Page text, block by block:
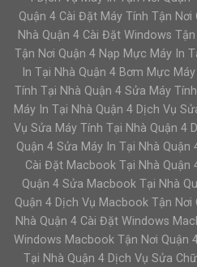
Quận 4 Cài Đặt Máy Tính Tận
Nhà Quận 4 Cài Đặt Windows
Tận Nơi Quận 4 Nạp Mực Máy In
In Tại Nhà Quận 4 Bơm Mực
Tính Tại Nhà Quận 4 Sửa Máy
Máy In Tại Nhà Quận 4 Dịch Vụ
Vụ Sửa Máy Tính Tại Nhà Quận 4
Quận 4 Sửa Máy In Tại Nhà
Cài Đặt Macbook Tại Nhà Quận
Quận 4 Sửa Macbook Tại Nhà
Quận 4 Dịch Vụ Macbook Tận
Nhà Quận 4 Cài Đặt Windows
Windows Macbook Tận Nơi Quận
Tại Nhà Quận 4 Dịch Vụ Sửa